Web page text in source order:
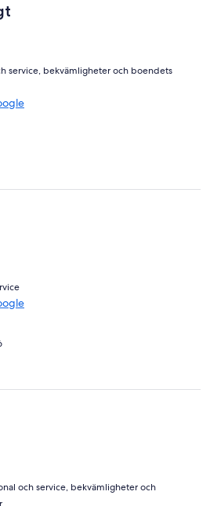
service, bekvämligheter och boendets
och service, bekvämligheter och